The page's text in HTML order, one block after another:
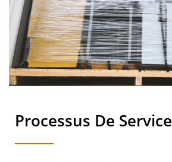
Processus De Service